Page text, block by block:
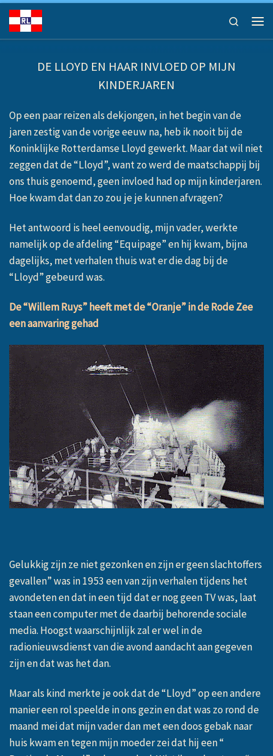
Ga naar inhoud
Search
DE LLOYD EN HAAR INVLOED OP MIJN
KINDERJAREN
Op een paar reizen als dekjongen, in het begin van de
jaren zestig van de vorige eeuw na, heb ik nooit bij de
Koninklijke Rotterdamse Lloyd gewerkt. Maar dat wil niet
zeggen dat de “Lloyd”, want zo werd de maatschappij bij
ons thuis genoemd, geen invloed had op mijn kinderjaren.
Hoe kwam dat dan zo zou je je kunnen afvragen?
Het antwoord is heel eenvoudig, mijn vader, werkte
namelijk op de afdeling “Equipage” en hij kwam, bijna
dagelijks, met verhalen thuis wat er die dag bij de
“Lloyd” gebeurd was.
De “Willem Ruys” heeft met de “Oranje” in de Rode Zee
een aanvaring gehad
Gelukkig zijn ze niet gezonken en zijn er geen slachtoffers
gevallen” was in 1953 een van zijn verhalen tijdens het
avondeten en dat in een tijd dat er nog geen TV was, laat
staan een computer met de daarbij behorende sociale
media. Hoogst waarschijnlijk zal er wel in de
radionieuwsdienst van die avond aandacht aan gegeven
zijn en dat was het dan.
Maar als kind merkte je ook dat de “Lloyd” op een andere
manier een rol speelde in ons gezin en dat was zo rond de
maand mei dat mijn vader dan met een doos gebak naar
huis kwam en tegen mijn moeder zei dat hij een “